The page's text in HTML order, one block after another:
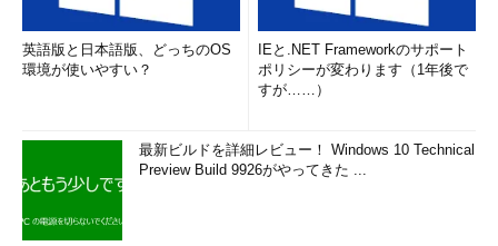
英語版と日本語版、どっちのOS
環境が使いやすい？
IEと.NET Frameworkのサポート
ポリシーが変わります（1年後で
すが……）
最新ビルドを詳細レビュー！ Windows 10 Technical
Preview Build 9926がやってきた ...